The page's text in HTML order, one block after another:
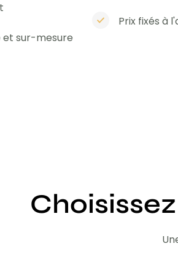
et sur-mesure
Prix fixés à